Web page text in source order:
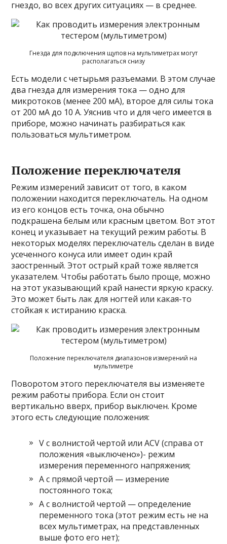
гнездо, во всех других ситуациях — в среднее.
Гнезда для подключения щупов на мультиметрах могут
располагаться снизу
Есть модели с четырьмя разъемами. В этом случае
два гнезда для измерения тока — одно для
микротоков (менее 200 мА), второе для силы тока
от 200 мА до 10 А. Уяснив что и для чего имеется в
приборе, можно начинать разбираться как
пользоваться мультиметром.
Положение переключателя
Режим измерений зависит от того, в каком
положении находится переключатель. На одном
из его концов есть точка, она обычно
подкрашена белым или красным цветом. Вот этот
конец и указывает на текущий режим работы. В
некоторых моделях переключатель сделан в виде
усеченного конуса или имеет один край
заостренный. Этот острый край тоже является
указателем. Чтобы работать было проще, можно
на этот указывающий край нанести яркую краску.
Это может быть лак для ногтей или какая-то
стойкая к истиранию краска.
Положение переключателя диапазонов измерений на
мультиметре
Поворотом этого переключателя вы изменяете
режим работы прибора. Если он стоит
вертикально вверх, прибор выключен. Кроме
этого есть следующие положения:
V с волнистой чертой или ACV (справа от
положения «выключено»)- режим
измерения переменного напряжения;
A с прямой чертой — измерение
постоянного тока;
A с волнистой чертой — определение
переменного тока (этот режим есть не на
всех мультиметрах, на представленных
выше фото его нет);